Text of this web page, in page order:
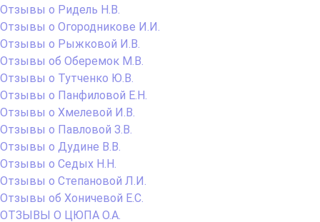
Отзывы о Ридель Н.В.
Отзывы о Огородникове И.И.
Отзывы о Рыжковой И.В.
Отзывы об Оберемок М.В.
Отзывы о Тутченко Ю.В.
Отзывы о Панфиловой Е.Н.
Отзывы о Хмелевой И.В.
Отзывы о Павловой З.В.
Отзывы о Дудине В.В.
Отзывы о Седых Н.Н.
Отзывы о Степановой Л.И.
Отзывы об Хоничевой Е.С.
ОТЗЫВЫ О ЦЮПА О.А.